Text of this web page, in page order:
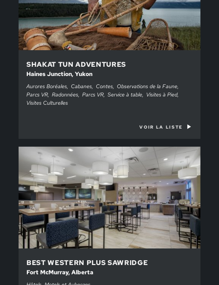
SHAKAT TUN ADVENTURES
Haines Junction, Yukon
Aurores Boréales Cabanes Contes Observations de la Faune
Parcs VR Radonnées Parcs VR Service à table
Visites à Pied
Visites Culturelles
VOIR LA LISTE
BEST WESTERN PLUS SAWRIDGE
Fort McMurray, Alberta